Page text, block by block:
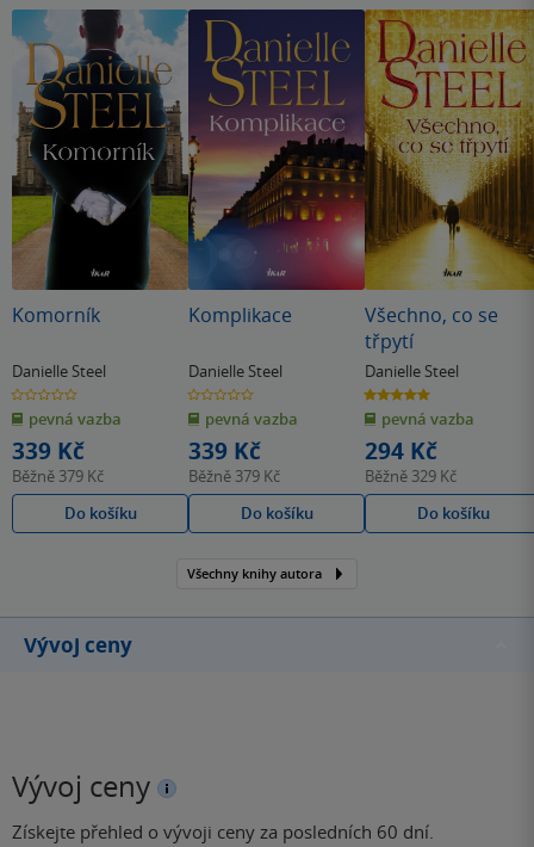
Komorník
Danielle Steel
0.0
z
5
hvězdiček
pevná vazba
339 Kč
Běžně 379 Kč
Do košíku
Komplikace
Danielle Steel
0.0
z
5
hvězdiček
pevná vazba
339 Kč
Běžně 379 Kč
Do košíku
Všechno, co se
třpytí
Danielle Steel
5.0
z
5
hvězdiček
pevná vazba
294 Kč
Běžně 329 Kč
Do košíku
Všechny knihy autora
Vývoj ceny
Vývoj ceny
Získejte přehled o vývoji ceny za posledních 60 dní.